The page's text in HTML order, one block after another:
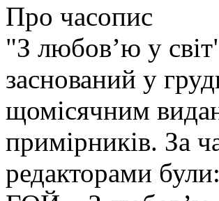
Про часопис
"З любов’ю у
заснований у
щомісячним
примірників. За
редакторами